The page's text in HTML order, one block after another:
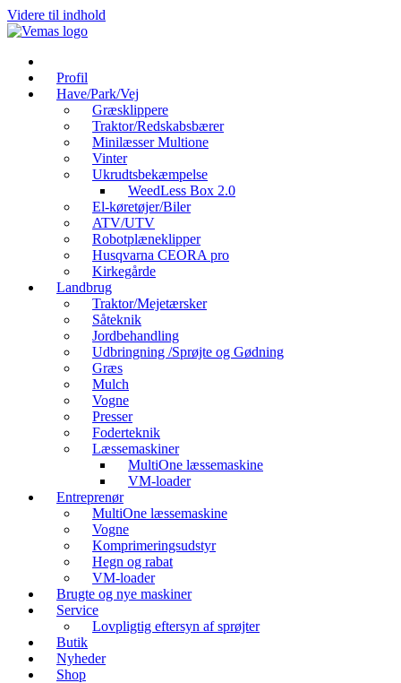
Videre til indhold
Profil
Have/Park/Vej
Græsklippere
Traktor/Redskabsbærer
Minilæsser Multione
Vinter
Ukrudtsbekæmpelse
WeedLess Box 2.0
El-køretøjer/Biler
ATV/UTV
Robotplæneklipper
Husqvarna CEORA pro
Kirkegårde
Landbrug
Traktor/Mejetærsker
Såteknik
Jordbehandling
Udbringning /Sprøjte og Gødning
Græs
Mulch
Vogne
Presser
Foderteknik
Læssemaskiner
MultiOne læssemaskine
VM-loader
Entreprenør
MultiOne læssemaskine
Vogne
Komprimeringsudstyr
Hegn og rabat
VM-loader
Brugte og nye maskiner
Service
Lovpligtig eftersyn af sprøjter
Butik
Nyheder
Shop